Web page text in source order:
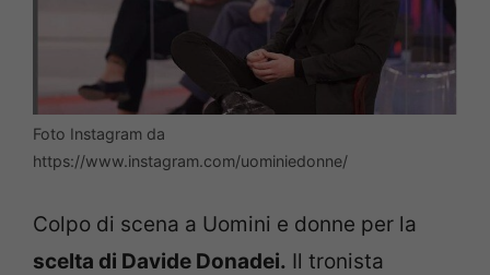
Foto Instagram da
https://www.instagram.com/uominiedonne/
Colpo di scena a Uomini e donne per la
scelta di Davide Donadei. Il tronista